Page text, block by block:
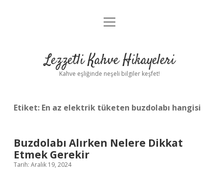
Anasayfa
Yasal Uyarı
menüyü
Lezzetli Kahve Hikayeleri
Kahve eşliğinde neşeli bilgiler keşfet!
Etiket: En az elektrik tüketen buzdolabı hangisi
Buzdolabı Alırken Nelere Dikkat
Etmek Gerekir
Tarih: Aralık 19, 2024